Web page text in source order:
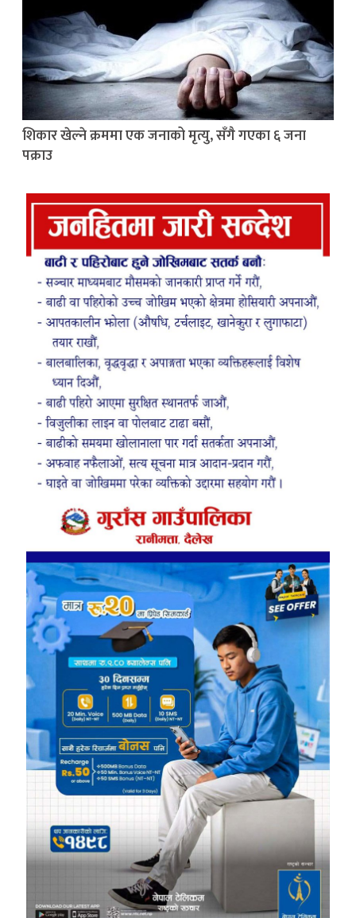
शिकार खेल्ने क्रममा एक जनाको मृत्यु, सँगै गएका ६ जना
पक्राउ